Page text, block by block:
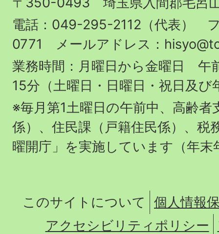
町
役
場
電話：049-295-2112（代表）
0771 メールアドレス：
業務時間：月曜日から金曜日 午
15分（土曜日・日曜日・祝日及び
※毎月第1土曜日の午前中、高齢者
係）、住民課（戸籍住民係）、税
曜開庁」を実施しています（年末
このサイトについて
個人情報
アクセシビリティポリシー